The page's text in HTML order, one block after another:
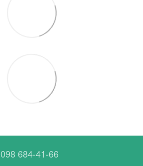
098 684-41-66